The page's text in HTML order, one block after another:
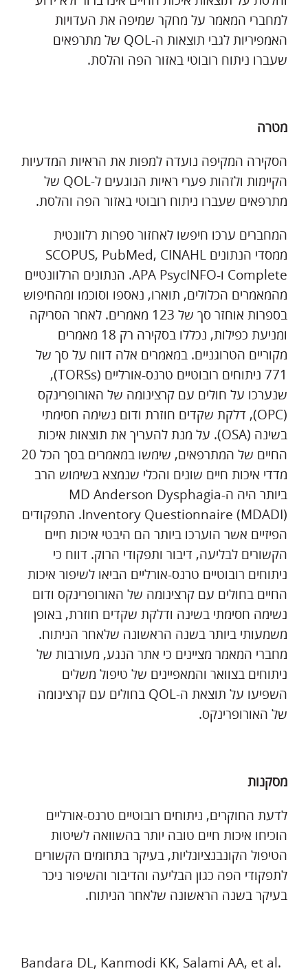
למחברי המאמר על מחקר שמיפה את העדויות
האמפיריות לגבי תוצאות ה-QOL של מתרפאים
שעברו ניתוח רובוטי באזור הפה והלסת.
מטרה
הסקירה המקיפה נועדה למפות את הראיות המדעיות
הקיימות ולזהות פערי ראיות הנוגעים ל-QOL של
מתרפאים שעברו ניתוח רובוטי באזור הפה והלסת.
המחברים ערכו חיפשו לאחזור ספרות רלוונטית
ממסדי הנתונים SCOPUS, PubMed, CINAHL
Complete ו-APA PsycINFO. הנתונים הרלוונטיים
מהמאמרים הכלולים, תוארו, נאספו וסוכמו ומהחיפוש
בספרות אוחזר סך של 123 מאמרים. לאחר הסריקה
ומניעת כפילות, נכללו בסקירה רק 18 מאמרים
מקוריים הטרוגניים. במאמרים אלה דווח על סך של
771 ניתוחים רובוטיים טרנס-אורליים (TORSs),
שנערכו על חולים עם קרצינומה של האורופרינקס
(OPC), דלקת שקדים חוזרת ודום נשימה חסימתי
בשינה (OSA). על מנת להעריך את תוצאות איכות
החיים של המתרפאים, שימשו במאמרים בסך הכל 20
מדדי איכות חיים שונים והכלי שנמצא בשימוש הרב
ביותר היה ה-MD Anderson Dysphagia
Inventory Questionnaire (MDADI). התפקודים
הפיזיים אשר הוערכו ביותר הם היבטי איכות חיים
הקשורים לבליעה, דיבור ותפקודי הרוק. דווח כי
ניתוחים רובוטיים טרנס-אורליים הביאו לשיפור איכות
החיים בחולים עם קרצינומה של האורופרינקס ודום
נשימה חסימתי בשינה ודלקת שקדים חוזרת, באופן
משמעותי ביותר בשנה הראשונה שלאחר הניתוח.
מחברי המאמר מציינים כי אתר הנגע, מעורבות של
ניתוחים בצוואר והמאפיינים של טיפול משלים
השפיעו על תוצאת ה-QOL בחולים עם קרצינומה
של האורופרינקס.
מסקנות
לדעת החוקרים, ניתוחים רובוטיים טרנס-אורליים
הוכיחו איכות חיים טובה יותר בהשוואה לשיטות
הטיפול הקונבנציונליות, בעיקר בתחומים הקשורים
לתפקודי הפה כגון הבליעה והדיבור והשיפור ניכר
בעיקר בשנה הראשונה שלאחר הניתוח.
Bandara DL, Kanmodi KK, Salami AA, et al.